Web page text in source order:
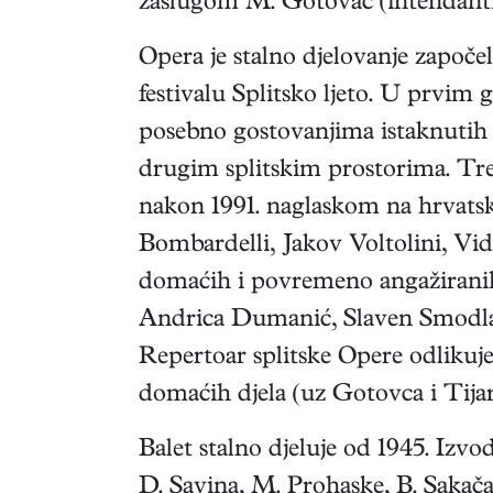
Opera je stalno djelovanje
festivalu Splitsko ljeto. U prvim
posebno gostovanjima
drugim splitskim prostorima.
nakon 1991. naglaskom na
Bombardelli, Jakov Voltolini,
domaćih i povremeno
Andrica Dumanić, Slaven
Repertoar splitske Opere
domaćih djela (uz Gotovca i
Balet stalno djeluje od 1945.